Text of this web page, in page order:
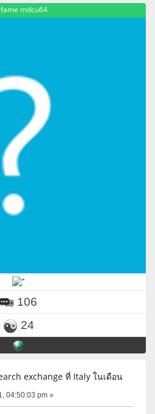
fame mdcu64
106
24
exchange ที่ Italy ในเดือน
04:50:03 pm »